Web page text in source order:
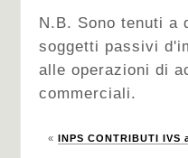
N.B. Sono tenuti a
soggetti passivi
alle operazioni di
commerciali.
« INPS CONTRIBUTI